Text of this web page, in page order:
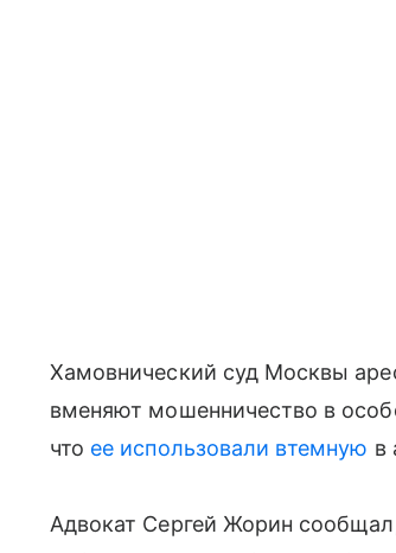
Хамовнический суд Москвы
вменяют мошенничество в
что ее использовали втемную в
Адвокат Сергей Жорин